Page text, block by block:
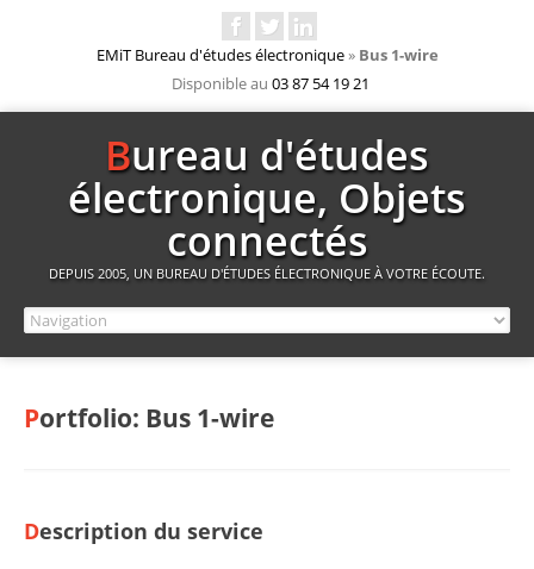
EMiT Bureau d'études électronique» Bus 1-wire
Disponible au 03 87 54 19 21
Bureau d'études
électronique, Objets
connectés
DEPUIS 2005, UN BUREAU D'ÉTUDES ÉLECTRONIQUE À VOTRE ÉCOUTE.
Portfolio: Bus 1-wire
Description du service